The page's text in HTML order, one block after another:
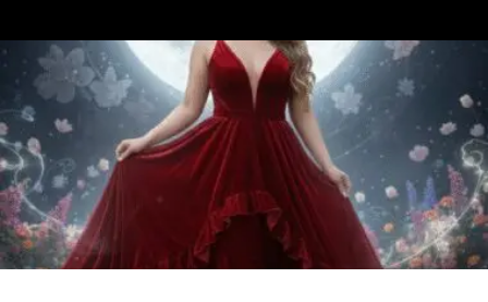
quentinho no nascer do dia, a Wanda Rop encontrou: é esse
romance na beira do açude!✨ O moço de chapéu e a moça de
flor no